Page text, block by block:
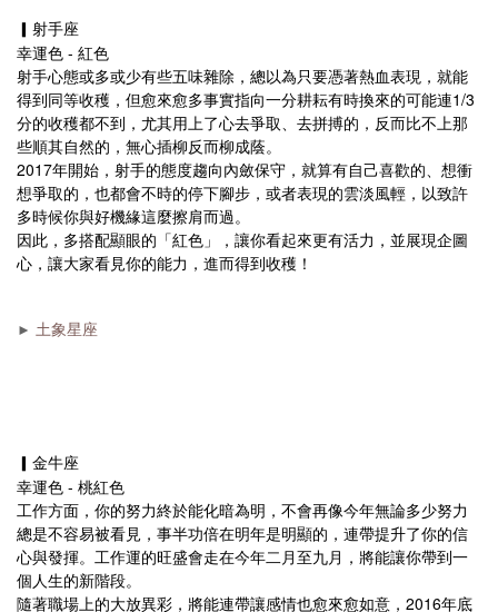
▎射手座
幸運色 - 紅色
射手心態或多或少有些五味雜除，總以為只要憑著熱血表現，就能
得到同等收穫，但愈來愈多事實指向一分耕耘有時換來的可能連1/3
分的收穫都不到，尤其用上了心去爭取、去拼搏的，反而比不上那
些順其自然的，無心插柳反而柳成蔭。
2017年開始，射手的態度趨向內斂保守，就算有自己喜歡的、想衝
想爭取的，也都會不時的停下腳步，或者表現的雲淡風輕，以致許
多時候你與好機緣這麼擦肩而過。
因此，多搭配顯眼的「紅色」，讓你看起來更有活力，並展現企圖
心，讓大家看見你的能力，進而得到收穫！
► 土象星座
▎金牛座
幸運色 - 桃紅色
工作方面，你的努力終於能化暗為明，不會再像今年無論多少努力
總是不容易被看見，事半功倍在明年是明顯的，連帶提升了你的信
心與發揮。工作運的旺盛會走在今年二月至九月，將能讓你帶到一
個人生的新階段。
隨著職場上的大放異彩，將能連帶讓感情也愈來愈如意，2016年底